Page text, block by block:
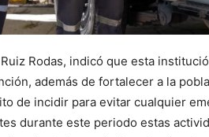
Rodas, indicó que esta
además de fortalecer a la
de incidir para evitar cualquier
durante este periodo estas